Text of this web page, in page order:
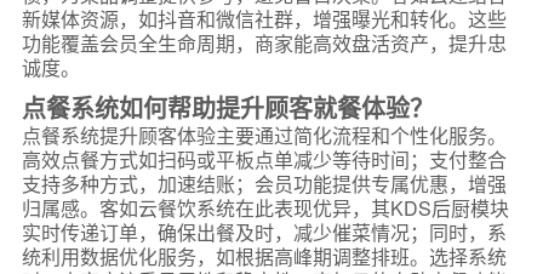
新媒体资源，如抖音和微信社群，增强曝光和转化。这些
功能覆盖会员全生命周期，商家能高效盘活资产，提升忠
诚度。
点餐系统如何帮助提升顾客就餐体验？
点餐系统提升顾客体验主要通过简化流程和个性化服务。
高效点餐方式如扫码或平板点单减少等待时间；支付整合
支持多种方式，加速结账；会员功能提供专属优惠，增强
归属感。客如云餐饮系统在此表现优异，其KDS后厨模块
实时传递订单，确保出餐及时，减少催菜情况；同时，系
统利用数据优化服务，如根据高峰期调整排班。选择系统